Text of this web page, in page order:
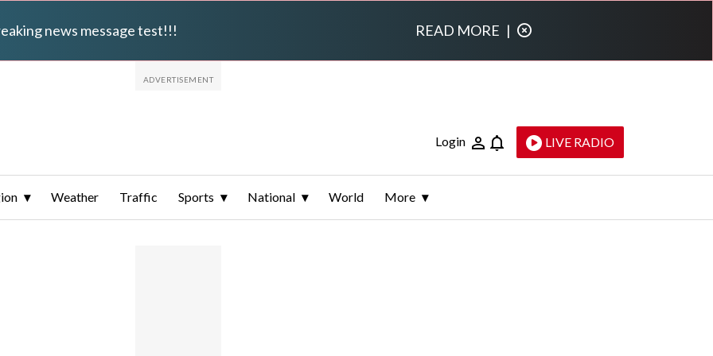
news message test!!! READ MORE |
Login LIVE RADIO
Weather Traffic Sports National World More